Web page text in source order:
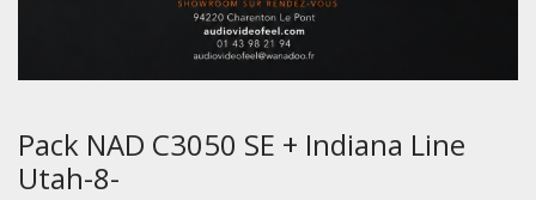
Pack NAD C3050 SE + Indiana Line
Utah-8-